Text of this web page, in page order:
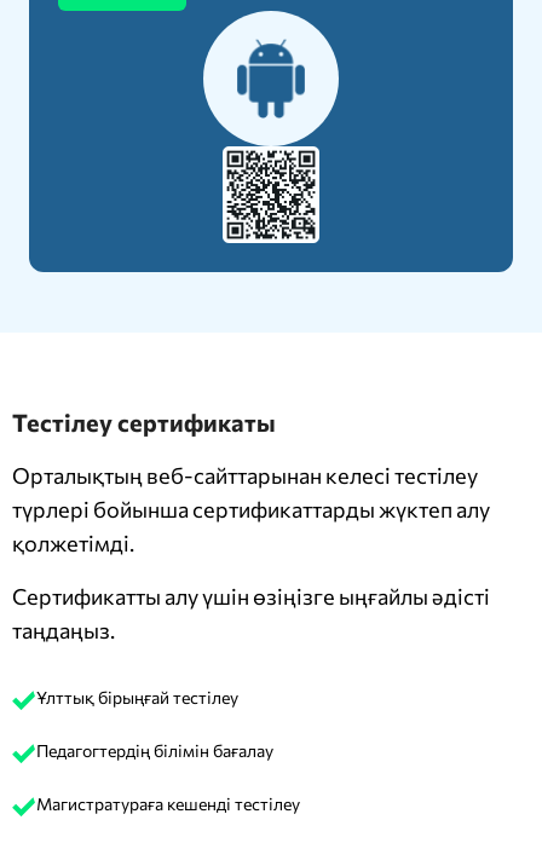
Тестілеу сертификаты
Орталықтың веб-сайттарынан келесі тестілеу
түрлері бойынша сертификаттарды жүктеп алу
қолжетімді.
Сертификатты алу үшін өзіңізге ыңғайлы әдісті
таңдаңыз.
Ұлттық бірыңғай тестілеу
Педагогтердің білімін бағалау
Магистратураға кешенді тестілеу